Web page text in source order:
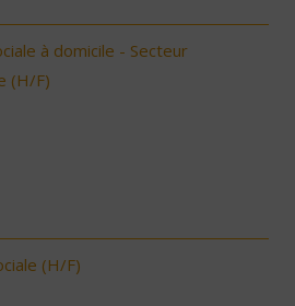
à domicile - Secteur
(H/F)
(H/F)